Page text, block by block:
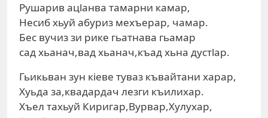
Рушарив ацlанва тамарни камар,
Несиб хьуй абуриз мехъерар, чамар.
Бес вучиз зи рике гьатнава гьамар
сад хьанач,вад хьанач,къад хьна дустlар.
Гьикьван зун кiеве туваз къвайтани харар,
Хуьда за,квадардач лезги къилихар.
Хъел тахьуй Киригар,Вурвар,Хулухар,